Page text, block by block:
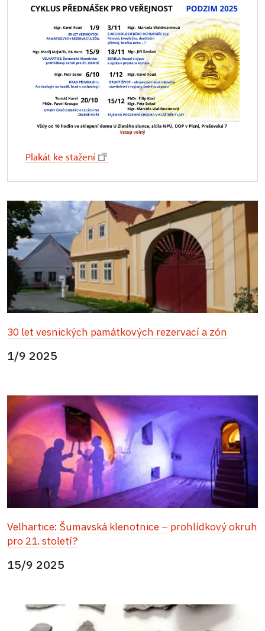
Plakát ke stažení
30 let vesnických památkových rezervací a zón
1/9 2025
Velhartice: Šumavská klenotnice – prohlídkový okruh
pro 21. století?
15/9 2025